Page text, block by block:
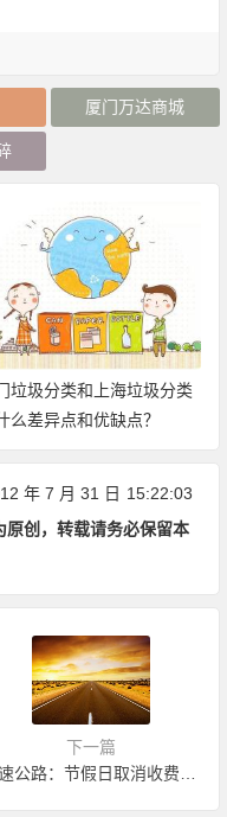
厦门万达商城
垃圾分类和上海垃圾分类
么差异点和优缺点？
年 7 月 31 日 15:22:03
原创，转载请务必保留本
下一篇